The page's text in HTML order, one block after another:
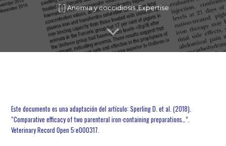
Anemia y coccidiosis ,Expertise
Este documento es una adaptación del artículo: Sperling D. et al. (2018).
“Comparative efficacy of two parenteral iron-containing preparations…”.
Veterinary Record Open 5:e000317.